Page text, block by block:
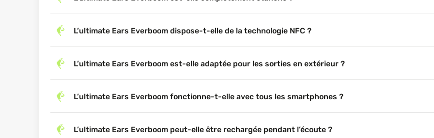
L’ultimate Ears Everboom dispose-t-elle de la technologie NFC ?
L’ultimate Ears Everboom est-elle adaptée pour les sorties en extérieur ?
L’ultimate Ears Everboom fonctionne-t-elle avec tous les smartphones ?
L’ultimate Ears Everboom peut-elle être rechargée pendant l’écoute ?